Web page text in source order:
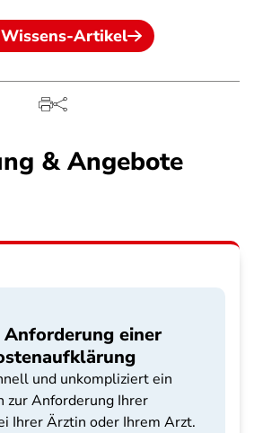
Artikel
& Angebote
einer
und unkompliziert ein
zur Anforderung Ihrer
Ihrer Ärztin oder Ihrem Arzt.